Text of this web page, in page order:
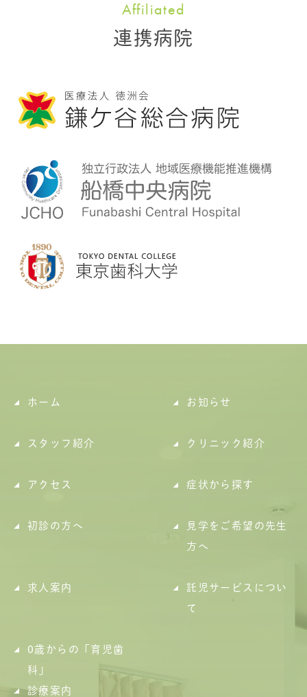
Affiliated
連携病院
ホーム お知らせ
スタッフ紹介 クリニック紹介
アクセス 症状から探す
初診の方へ
見学をご希望の先生
方へ
求人案内
託児サービスについ
て
0歳からの「育児歯
科」
診療案内